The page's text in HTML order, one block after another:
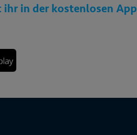
in der kostenlosen App